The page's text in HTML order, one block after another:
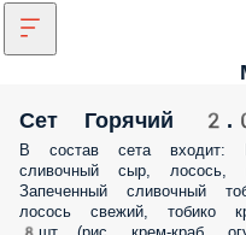
Сет Горячий
В состав сета входит:
крем-краб, огурец,
(рис, сливочный сыр, лосось
Окинава 8шт (рис, крем-